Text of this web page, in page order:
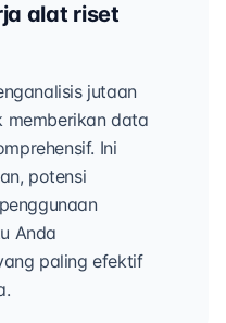
alat riset
jutaan
memberikan data
Ini
potensi
Anda
paling efektif